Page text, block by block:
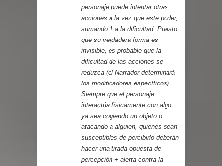
personaje puede intentar otras
acciones a la vez que este poder,
sumando 1 a la dificultad. Puesto
que su verdadera forma es
invisible, es probable que la
dificultad de las acciones se
reduzca (el Narrador determinará
los modificadores específicos).
Siempre que el personaje
interactúa físicamente con algo,
ya sea cogiendo un objeto o
atacando a alguien, quienes sean
susceptibles de percibirlo deberán
hacer una tirada opuesta de
percepción + alerta contra la